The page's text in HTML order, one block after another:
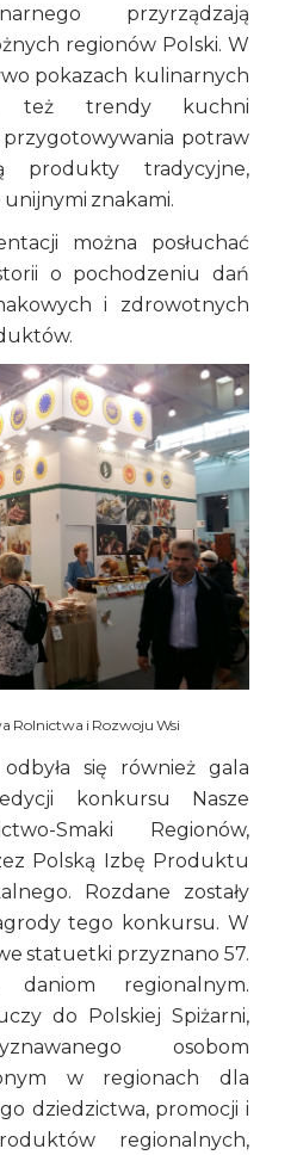
przyrządzają
regionów Polski. W
pokazach kulinarnych
też trendy kuchni
potraw
produkty tradycyjne,
znakami.
można posłuchać
o pochodzeniu dań
i zdrowotnych
Rolnictwa i Rozwoju Wsi
się również gala
konkursu Nasze
Smaki Regionów,
Polską Izbę Produktu
Rozdane zostały
tego konkursu. W
statuetki przyznano 57.
regionalnym.
do Polskiej Spiżarni,
osobom
w regionach dla
dziedzictwa, promocji i
regionalnych,